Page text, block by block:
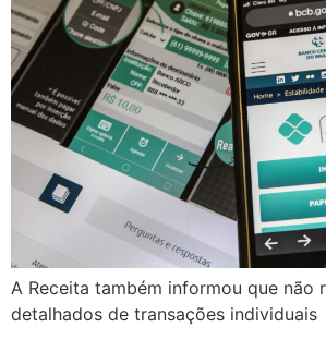
A Receita também informou que não
detalhados de transações individuais